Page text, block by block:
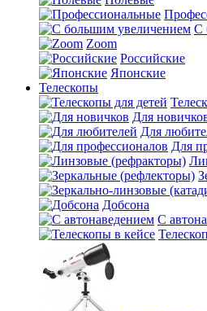
С
Zoom
Российские
Японские
Телескопы
Для
Для
Для
Добсона
С